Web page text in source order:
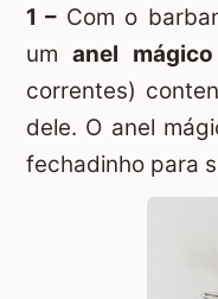
1 –Com o
umanel mágico
correntes)
dele. O anel
fechadinho para